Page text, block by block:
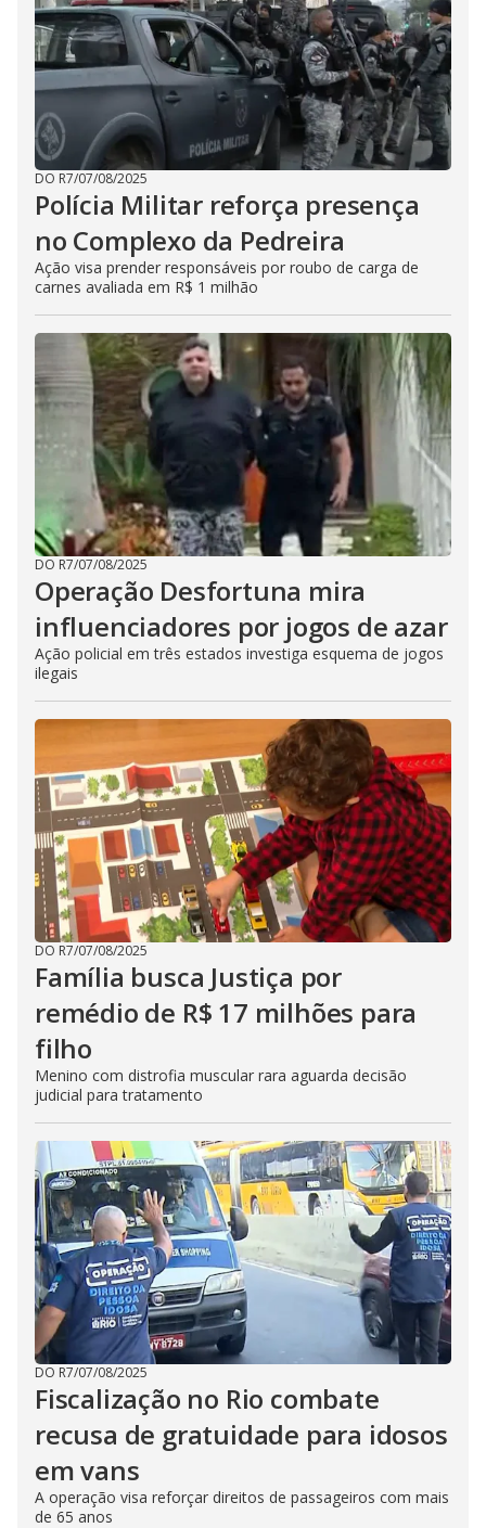
DO R7/07/08/2025
Polícia Militar reforça presença
no Complexo da Pedreira
Ação visa prender responsáveis por roubo de carga de
carnes avaliada em R$ 1 milhão
DO R7/07/08/2025
Operação Desfortuna mira
influenciadores por jogos de azar
Ação policial em três estados investiga esquema de jogos
ilegais
DO R7/07/08/2025
Família busca Justiça por
remédio de R$ 17 milhões para
filho
Menino com distrofia muscular rara aguarda decisão
judicial para tratamento
DO R7/07/08/2025
Fiscalização no Rio combate
recusa de gratuidade para idosos
em vans
A operação visa reforçar direitos de passageiros com mais
de 65 anos